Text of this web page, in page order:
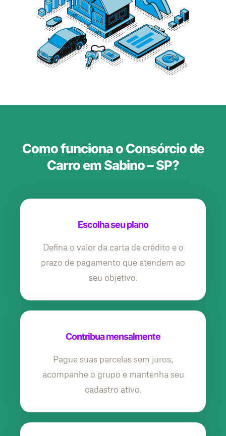
Como funciona o Consórcio de
Carro em Sabino – SP?
Escolha seu plano
Defina o valor da carta de crédito e o
prazo de pagamento que atendem ao
seu objetivo.
Contribua mensalmente
Pague suas parcelas sem juros,
acompanhe o grupo e mantenha seu
cadastro ativo.